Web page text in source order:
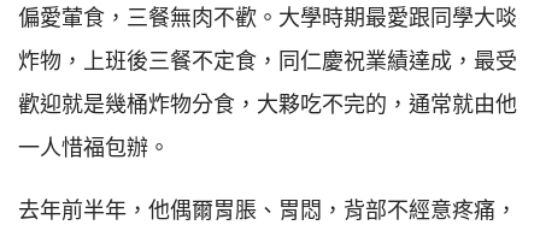
偏愛葷食，三餐無肉不歡。大學時期最愛跟同學大啖
炸物，上班後三餐不定食，同仁慶祝業績達成，最受
歡迎就是幾桶炸物分食，大夥吃不完的，通常就由他
一人惜福包辦。
去年前半年，他偶爾胃脹、胃悶，背部不經意疼痛，